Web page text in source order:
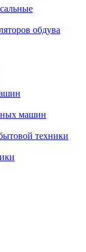
обдува
машин
техники